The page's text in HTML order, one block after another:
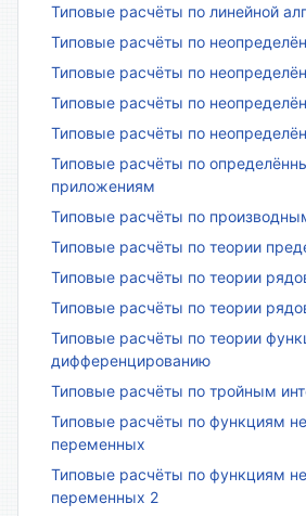
Типовые расчёты по линейной
Типовые расчёты по
Типовые расчёты по
Типовые расчёты по
Типовые расчёты по
Типовые расчёты по
приложениям
Типовые расчёты по
Типовые расчёты по теории
Типовые расчёты по теории
Типовые расчёты по теории
Типовые расчёты по теории
дифференцированию
Типовые расчёты по тройным
Типовые расчёты по функциям
переменных
Типовые расчёты по функциям
переменных 2